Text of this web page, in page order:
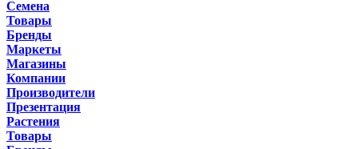
Семена
Товары
Бренды
Маркеты
Магазины
Компании
Производители
Презентация
Растения
Товары